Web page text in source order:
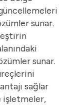
sunar.
sunar.
sağlar
işletmeler,